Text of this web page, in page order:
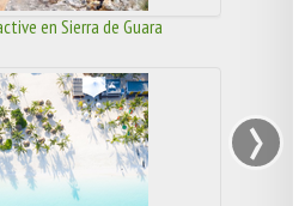
en Sierra de Guara
›